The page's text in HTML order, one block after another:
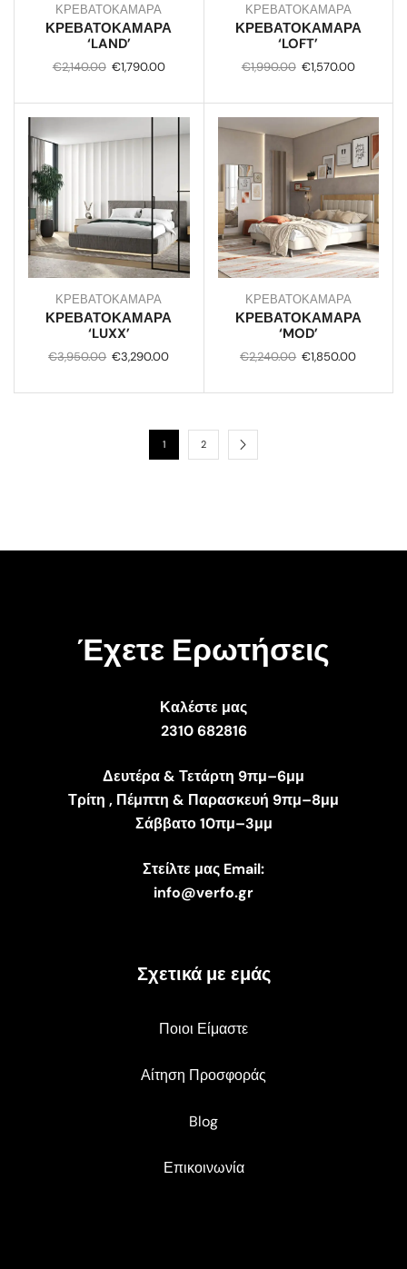
ΚΡΕΒΑΤΟΚΑΜΑΡΑ
ΚΡΕΒΑΤΟΚΑΜΑΡΑ
‘LAND’
€2,140.00 €1,790.00
ΚΡΕΒΑΤΟΚΑΜΑΡΑ
ΚΡΕΒΑΤΟΚΑΜΑΡΑ
‘LOFT’
€1,990.00 €1,570.00
ΚΡΕΒΑΤΟΚΑΜΑΡΑ
ΚΡΕΒΑΤΟΚΑΜΑΡΑ
‘LUXX’
€3,950.00 €3,290.00
ΚΡΕΒΑΤΟΚΑΜΑΡΑ
ΚΡΕΒΑΤΟΚΑΜΑΡΑ
‘MOD’
€2,240.00 €1,850.00
1 2
Έχετε Ερωτήσεις
Καλέστε μας
2310 682816
Δευτέρα & Τετάρτη 9πμ–6μμ
Τρίτη , Πέμπτη & Παρασκευή 9πμ–8μμ
Σάββατο 10πμ–3μμ
Στείλτε μας Email:
info@verfo.gr
Σχετικά με εμάς
Ποιοι Είμαστε
Αίτηση Προσφοράς
Blog
Επικοινωνία